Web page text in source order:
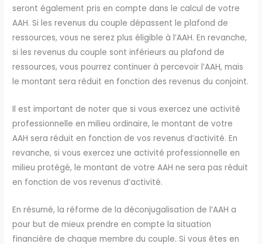
seront également pris en compte dans le calcul de votre
AAH. Si les revenus du couple dépassent le plafond de
ressources, vous ne serez plus éligible à l’AAH. En revanche,
si les revenus du couple sont inférieurs au plafond de
ressources, vous pourrez continuer à percevoir l’AAH, mais
le montant sera réduit en fonction des revenus du conjoint.
Il est important de noter que si vous exercez une activité
professionnelle en milieu ordinaire, le montant de votre
AAH sera réduit en fonction de vos revenus d’activité. En
revanche, si vous exercez une activité professionnelle en
milieu protégé, le montant de votre AAH ne sera pas réduit
en fonction de vos revenus d’activité.
En résumé, la réforme de la déconjugalisation de l’AAH a
pour but de mieux prendre en compte la situation
financière de chaque membre du couple. Si vous êtes en